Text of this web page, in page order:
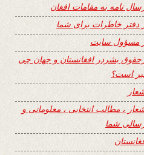
نامه به مقامات افغان
دفتر خاطرات برای شما
مسؤول سایت
بشردر افغانستان و جهان چی
است؟
، مطالب انتخابی ، معلوماتی و
شما